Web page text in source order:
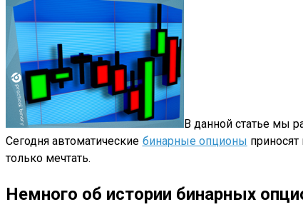
В данной статье мы
Сегодня автоматические бинарные опционы
только мечтать.
Немного об истории бинарных